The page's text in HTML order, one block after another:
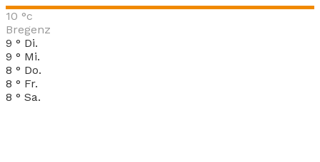
10 °c
Bregenz
9 ° Di.
9 ° Mi.
8 ° Do.
8 ° Fr.
8 ° Sa.